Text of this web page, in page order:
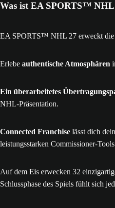
Was ist EA SPORTS™ NHL
EA SPORTS™ NHL 27 erweckt die
Erlebe authentische Atmosphären
Ein überarbeitetes
NHL-Präsentation.
Connected Franchise lässt dich
leistungsstarken Commissioner-
Auf dem Eis erwecken 32
Schlussphase des Spiels fühlt sich